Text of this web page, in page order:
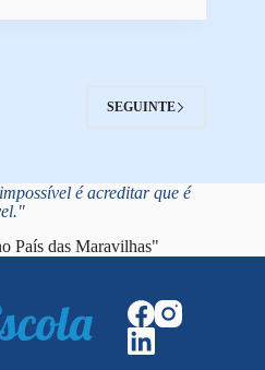
SEGUINTE
é acreditar que é
País das Maravilhas"